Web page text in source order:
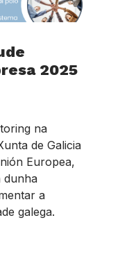
2025
na
de Galicia
Europea,
dunha
a
galega.